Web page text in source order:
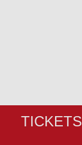
TICKETS